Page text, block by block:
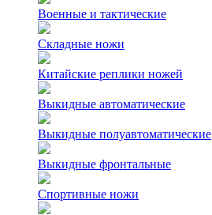
Военные и тактические
Складные ножи
Китайские реплики ножей
Выкидные автоматические
Выкидные полуавтоматические
Выкидные фронтальные
Спортивные ножи